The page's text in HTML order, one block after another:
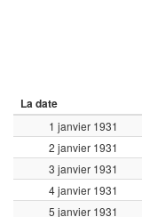
La date
1 janvier 1931
2 janvier 1931
3 janvier 1931
4 janvier 1931
5 janvier 1931